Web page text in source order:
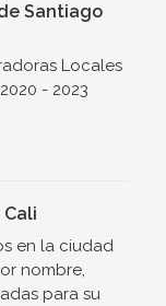
Santiago
Locales
- 2023
en la ciudad
nombre,
para su